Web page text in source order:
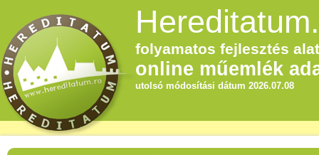
folyamatos fejlesztés
online műemlék
utolsó módosítási dátum 2026.07.08